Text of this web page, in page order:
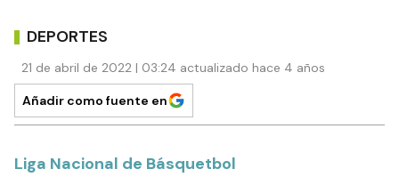
DEPORTES
21 de abril de 2022 | 03:24 actualizado hace 4 años
Añadir como fuente en
Liga Nacional de Básquetbol